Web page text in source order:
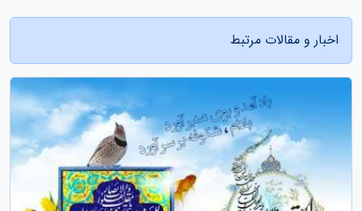
اخبار و مقالات مرتبط